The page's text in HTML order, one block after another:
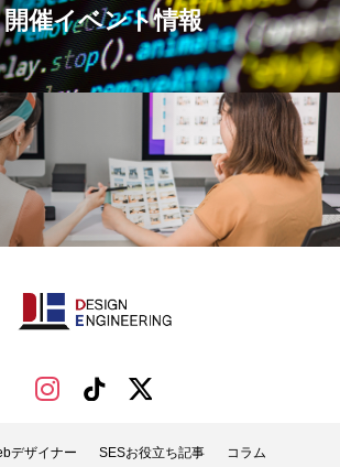
催イベント情報
デザイナー SESお役立ち記事 コラム